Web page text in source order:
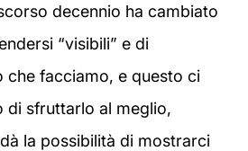
decennio ha cambiato
“visibili” e di
che facciamo, e questo ci
di sfruttarlo al meglio,
la possibilità di mostrarci